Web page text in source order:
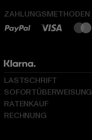
ZAHLUNGSMETHODEN
LASTSCHRIFT
SOFORTÜBERWEISUNG
RATENKAUF
RECHNUNG